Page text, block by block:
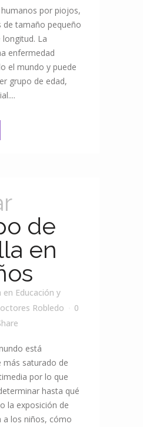
por piojos,
de tamaño pequeño
La
enfermedad
el mundo y puede
grupo de edad,
de
en
en Educación y
Robledo
0
está
saturado de
por lo que
hasta qué
la exposición de
a los niños, cómo